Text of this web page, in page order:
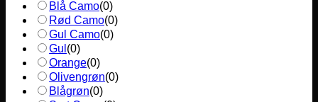
Blå Camo(0)
Rød Camo(0)
Gul Camo(0)
Gul (0)
Orange(0)
Olivengrøn(0)
Blågrøn(0)